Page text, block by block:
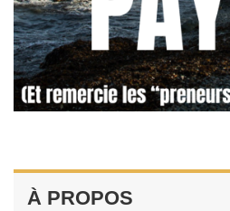
À PROPOS